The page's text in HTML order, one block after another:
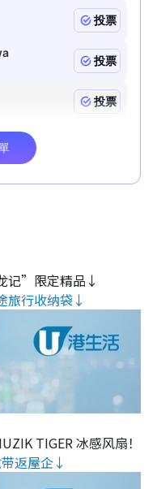
记”限定精品↓
旅行收纳袋↓
TIGER 冰感风扇！
返屋企↓